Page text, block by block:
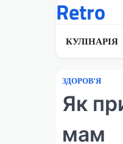
Retro
КУЛІНАРІЯ
ЗДОРОВ'Я
Як
мам